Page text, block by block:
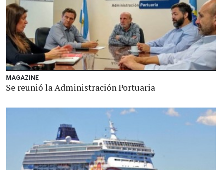
MAGAZINE
Se reunió la Administración Portuaria